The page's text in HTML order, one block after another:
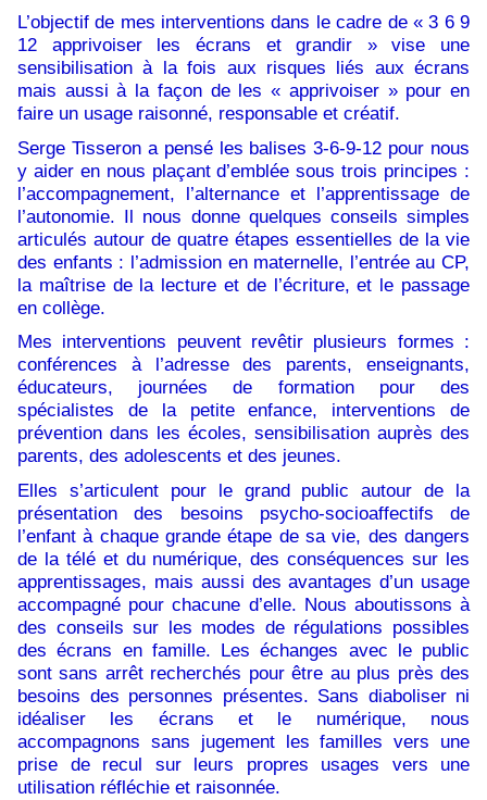
L’objectif de mes interventions dans le cadre de « 3 6 9
12 apprivoiser les écrans et grandir » vise une
sensibilisation à la fois aux risques liés aux écrans
mais aussi à la façon de les « apprivoiser » pour en
faire un usage raisonné, responsable et créatif.
Serge Tisseron a pensé les balises 3-6-9-12 pour nous
y aider en nous plaçant d’emblée sous trois principes :
l’accompagnement, l’alternance et l’apprentissage de
l’autonomie. Il nous donne quelques conseils simples
articulés autour de quatre étapes essentielles de la vie
des enfants : l’admission en maternelle, l’entrée au CP,
la maîtrise de la lecture et de l’écriture, et le passage
en collège.
Mes interventions peuvent revêtir plusieurs formes :
conférences à l’adresse des parents, enseignants,
éducateurs, journées de formation pour des
spécialistes de la petite enfance, interventions de
prévention dans les écoles, sensibilisation auprès des
parents, des adolescents et des jeunes.
Elles s’articulent pour le grand public autour de la
présentation des besoins psycho-socioaffectifs de
l’enfant à chaque grande étape de sa vie, des dangers
de la télé et du numérique, des conséquences sur les
apprentissages, mais aussi des avantages d’un usage
accompagné pour chacune d’elle. Nous aboutissons à
des conseils sur les modes de régulations possibles
des écrans en famille. Les échanges avec le public
sont sans arrêt recherchés pour être au plus près des
besoins des personnes présentes. Sans diaboliser ni
idéaliser les écrans et le numérique, nous
accompagnons sans jugement les familles vers une
prise de recul sur leurs propres usages vers une
utilisation réfléchie et raisonnée.